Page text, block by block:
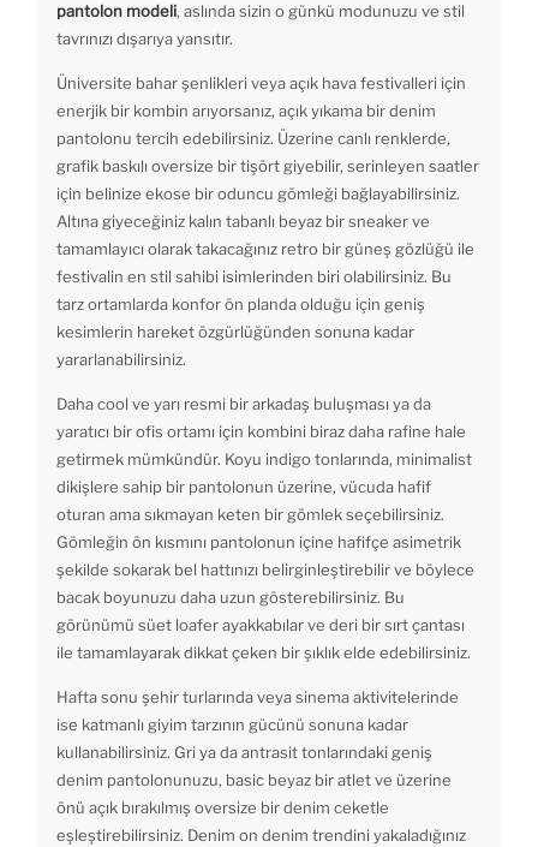
pantolon modeli, aslında sizin o günkü modunuzu ve stil
tavrınızı dışarıya yansıtır.
Üniversite bahar şenlikleri veya açık hava festivalleri için
enerjik bir kombin arıyorsanız, açık yıkama bir denim
pantolonu tercih edebilirsiniz. Üzerine canlı renklerde,
grafik baskılı oversize bir tişört giyebilir, serinleyen saatler
için belinize ekose bir oduncu gömleği bağlayabilirsiniz.
Altına giyeceğiniz kalın tabanlı beyaz bir sneaker ve
tamamlayıcı olarak takacağınız retro bir güneş gözlüğü ile
festivalin en stil sahibi isimlerinden biri olabilirsiniz. Bu
tarz ortamlarda konfor ön planda olduğu için geniş
kesimlerin hareket özgürlüğünden sonuna kadar
yararlanabilirsiniz.
Daha cool ve yarı resmi bir arkadaş buluşması ya da
yaratıcı bir ofis ortamı için kombini biraz daha rafine hale
getirmek mümkündür. Koyu indigo tonlarında, minimalist
dikişlere sahip bir pantolonun üzerine, vücuda hafif
oturan ama sıkmayan keten bir gömlek seçebilirsiniz.
Gömleğin ön kısmını pantolonun içine hafifçe asimetrik
şekilde sokarak bel hattınızı belirginleştirebilir ve böylece
bacak boyunuzu daha uzun gösterebilirsiniz. Bu
görünümü süet loafer ayakkabılar ve deri bir sırt çantası
ile tamamlayarak dikkat çeken bir şıklık elde edebilirsiniz.
Hafta sonu şehir turlarında veya sinema aktivitelerinde
ise katmanlı giyim tarzının gücünü sonuna kadar
kullanabilirsiniz. Gri ya da antrasit tonlarındaki geniş
denim pantolonunuzu, basic beyaz bir atlet ve üzerine
önü açık bırakılmış oversize bir denim ceketle
eşleştirebilirsiniz. Denim on denim trendini yakaladığınız